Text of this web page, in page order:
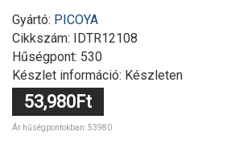
Gyártó: PICOYA
Cikkszám: IDTR12108
Hűségpont: 530
Készlet információ: Készleten
53,980Ft
Ár hűségpontokban: 53980